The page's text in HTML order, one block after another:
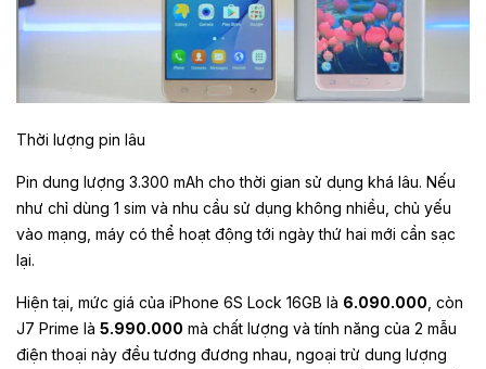
Thời lượng pin lâu
Pin dung lượng 3.300 mAh cho thời gian sử dụng khá lâu. Nếu
như chỉ dùng 1 sim và nhu cầu sử dụng không nhiều, chủ yếu
vào mạng, máy có thể hoạt động tới ngày thứ hai mới cần sạc
lại.
Hiện tại, mức giá của iPhone 6S Lock 16GB là 6.090.000 , còn
J7 Prime là 5.990.000 mà chất lượng và tính năng của 2 mẫu
điện thoại này đều tương đương nhau, ngoại trừ dung lượng